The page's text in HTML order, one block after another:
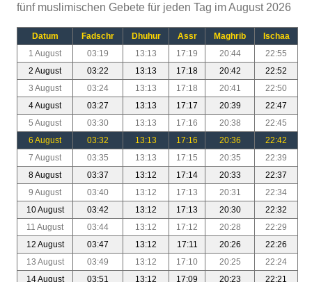
fünf muslimischen Gebete für jeden Tag im August 2026
Datum Fadschr Dhuhur Assr Maghrib
Ischaa
1 August
03:19 13:13 17:19 20:44
22:55
2 August
03:22 13:13 17:18 20:42
22:52
3 August
03:24 13:13 17:18 20:41
22:50
4 August
03:27 13:13 17:17 20:39
22:47
5 August
03:30 13:13 17:16 20:38
22:45
6 August
03:32 13:13 17:16 20:36
22:42
7 August
03:35 13:13 17:15 20:35
22:39
8 August
03:37 13:12 17:14 20:33
22:37
9 August
03:40 13:12 17:13 20:31
22:34
10 August
03:42 13:12 17:13 20:30
22:32
11 August
03:44 13:12 17:12 20:28
22:29
12 August
03:47 13:12 17:11 20:26
22:26
13 August
03:49 13:12 17:10 20:25
22:24
14 August
03:51 13:12 17:09 20:23 22:21